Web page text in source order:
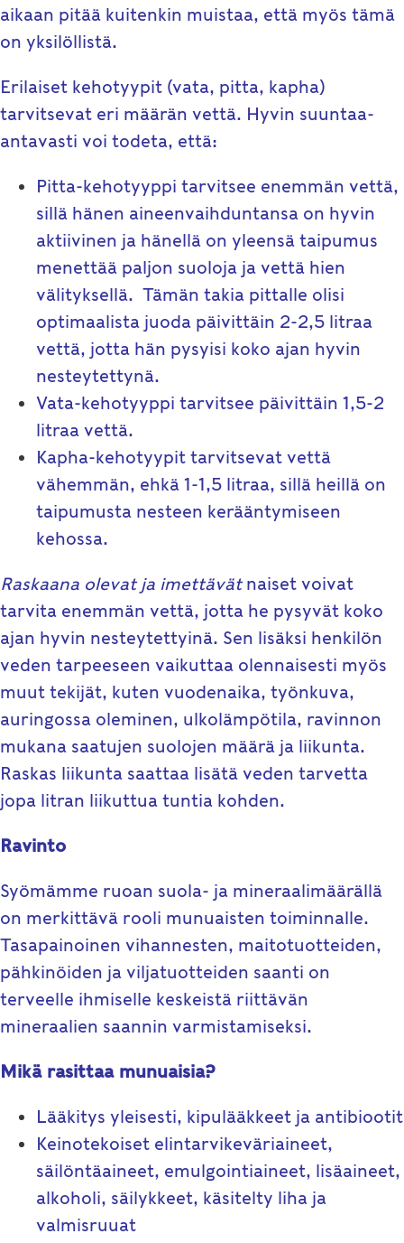
aikaan pitää kuitenkin muistaa, että myös tämä
on yksilöllistä.
Erilaiset kehotyypit (vata, pitta, kapha)
tarvitsevat eri määrän vettä. Hyvin suuntaa-
antavasti voi todeta, että:
Pitta-kehotyyppi tarvitsee enemmän vettä,
sillä hänen aineenvaihduntansa on hyvin
aktiivinen ja hänellä on yleensä taipumus
menettää paljon suoloja ja vettä hien
välityksellä. Tämän takia pittalle olisi
optimaalista juoda päivittäin 2-2,5 litraa
vettä, jotta hän pysyisi koko ajan hyvin
nesteytettynä.
Vata-kehotyyppi tarvitsee päivittäin 1,5-2
litraa vettä.
Kapha-kehotyypit tarvitsevat vettä
vähemmän, ehkä 1-1,5 litraa, sillä heillä on
taipumusta nesteen kerääntymiseen
kehossa.
Raskaana olevat ja imettävätnaiset voivat
tarvita enemmän vettä, jotta he pysyvät koko
ajan hyvin nesteytettyinä. Sen lisäksi henkilön
veden tarpeeseen vaikuttaa olennaisesti myös
muut tekijät, kuten vuodenaika, työnkuva,
auringossa oleminen, ulkolämpötila, ravinnon
mukana saatujen suolojen määrä ja liikunta.
Raskas liikunta saattaa lisätä veden tarvetta
jopa litran liikuttua tuntia kohden.
Ravinto
Syömämme ruoan suola- ja mineraalimäärällä
on merkittävä rooli munuaisten toiminnalle.
Tasapainoinen vihannesten, maitotuotteiden,
pähkinöiden ja viljatuotteiden saanti on
terveelle ihmiselle keskeistä riittävän
mineraalien saannin varmistamiseksi.
Mikä rasittaa munuaisia?
Lääkitys yleisesti, kipulääkkeet ja antibiootit
Keinotekoiset elintarvikeväriaineet,
säilöntäaineet, emulgointiaineet, lisäaineet,
alkoholi, säilykkeet, käsitelty liha ja
valmisruuat